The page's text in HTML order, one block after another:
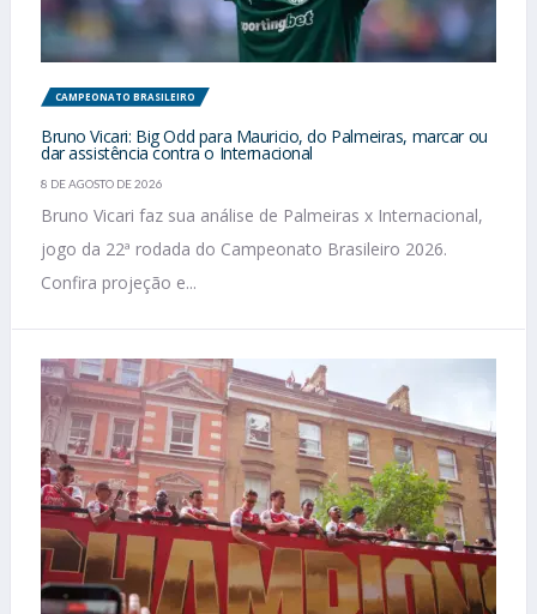
CAMPEONATO BRASILEIRO
Bruno Vicari: Big Odd para Mauricio, do Palmeiras, marcar ou
dar assistência contra o Internacional
8 DE AGOSTO DE 2026
Bruno Vicari faz sua análise de Palmeiras x Internacional,
jogo da 22ª rodada do Campeonato Brasileiro 2026.
Confira projeção e...